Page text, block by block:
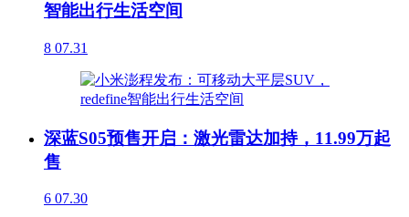
智能出行生活空间
8 07.31
深蓝S05预售开启：激光雷达加持，11.99万起
售
6 07.30